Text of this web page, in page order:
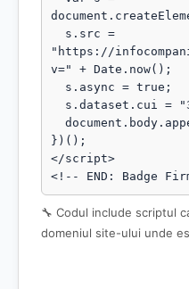
"https://
v=" + Date.now();
})();
</script>
<!-- END: Badge
🔧 Codul include scriptul
domeniul site-ului unde